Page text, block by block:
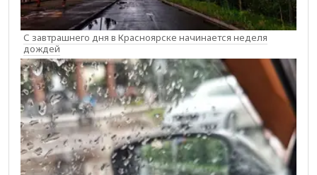
С завтрашнего дня в Красноярске начинается неделя
дождей